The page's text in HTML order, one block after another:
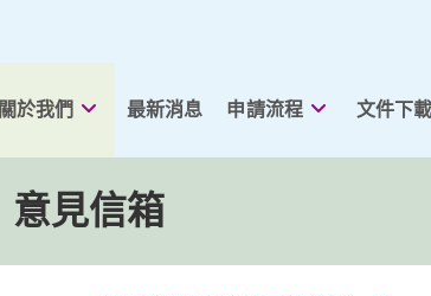
關於我們 最新消息 申請流程 文件下載
意見信箱